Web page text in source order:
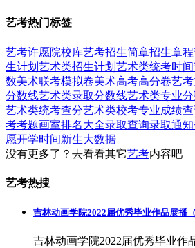
艺考热门标签
艺考许愿院校库艺考招生简章招生章程
生计划 艺术类招生计划 艺术类统考时间
数美术联考模拟卷美术高考高分卷艺
分数线艺术类录取分数线艺术类专业
艺术类统考查分艺术类校考专业成绩查
考考题画室排名大全录取查询录取通知
愿开学时间新生大数据
没有更多了？去看看其它艺考内容吧
艺考热搜
吉林动画学院2022届优秀毕业作品展播（
吉林动画学院2022届优秀毕业作